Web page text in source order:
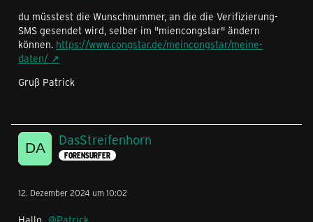
du müsstest die Wunschnummer, an die die Verifizierung-
SMS gesendet wird, selber im "miencongstar" ändern
können. https://www.congstar.de/meincongstar/meine-
daten/
Gruß Patrick
DasStreifenhorn
FORENSURFER
12. Dezember 2024 um 10:02
Hallo Patrick ,